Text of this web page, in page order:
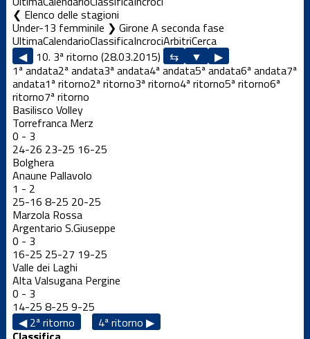
Elenco delle stagioni
Under-13 femminile ❯ Girone A seconda fase
UltimaCalendarioClassificaIncrociArbitriCerca
◀ 10. 3ª ritorno (28.03.2015)
▶
1ª andata2ª andata3ª andata4ª andata5ª andata6ª andata7ª
andata1ª ritorno2ª ritorno3ª ritorno4ª ritorno5ª ritorno6ª
ritorno7ª ritorno
Basilisco Volley
Torrefranca Merz
0 - 3
24-26 23-25 16-25
Bolghera
Anaune Pallavolo
1 - 2
25-16 8-25 20-25
Marzola Rossa
Argentario S.Giuseppe
0 - 3
16-25 25-27 19-25
Valle dei Laghi
Alta Valsugana Pergine
0 - 3
14-25 8-25 9-25
◀ 2ª ritorno
4ª ritorno ▶